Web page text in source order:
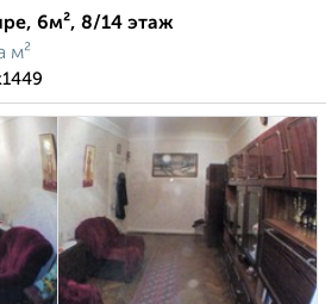
6м², 8/14 этаж
м²